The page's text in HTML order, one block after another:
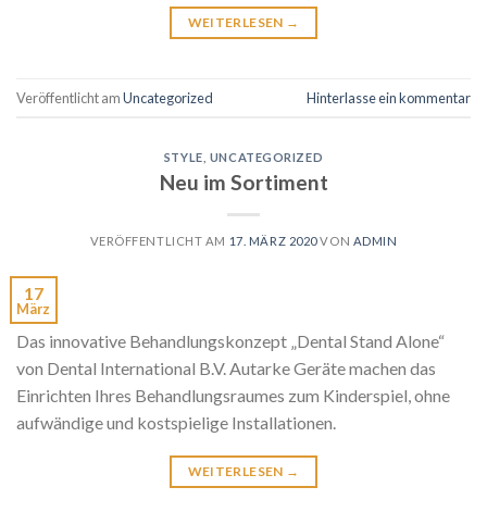
WEITERLESEN →
Veröffentlicht amUncategorized Hinterlasse ein kommentar
STYLE UNCATEGORIZED
Neu im Sortiment
VERÖFFENTLICHT AM 17. MÄRZ 2020VON ADMIN
17
März
Das innovative Behandlungskonzept „Dental Stand Alone“
von Dental International B.V. Autarke Geräte machen das
Einrichten Ihres Behandlungsraumes zum Kinderspiel, ohne
aufwändige und kostspielige Installationen.
WEITERLESEN →